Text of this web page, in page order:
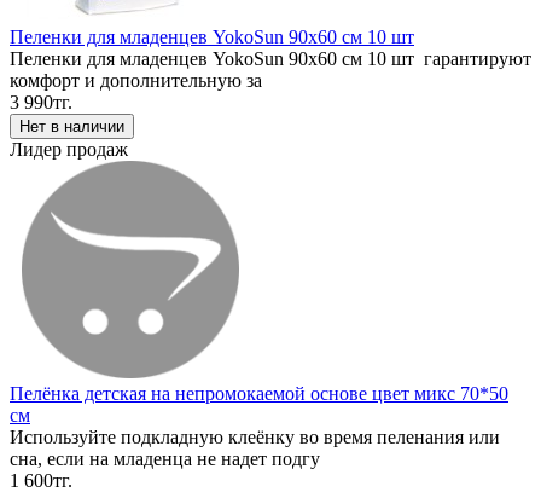
Пеленки для младенцев YokoSun 90x60 см 10 шт
Пеленки для младенцев YokoSun 90x60 см 10 шт гарантируют
комфорт и дополнительную за
3 990тг.
Лидер продаж
Пелёнка детская на непромокаемой основе цвет микс 70*50
см
Используйте подкладную клеёнку во время пеленания или
сна, если на младенца не надет подгу
1 600тг.